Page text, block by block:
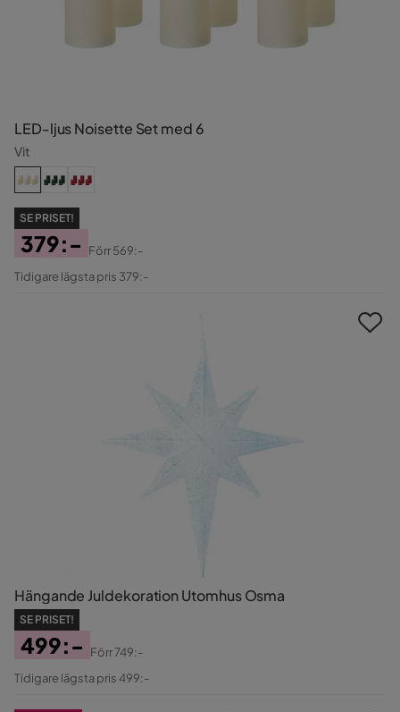
LED-ljus Noisette Set med 6
Vit
SE PRISET!
Pris
379:-
Original
Förr569:-
Tidigare lägsta pris 379:-
Hängande Juldekoration Utomhus Osma
SE PRISET!
Pris
499:-
Original
Förr749:-
Tidigare lägsta pris 499:-